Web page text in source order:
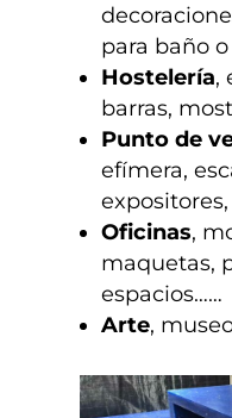
para baño
Hostelería,
barras,
Punto de
efímera,
Oficinas,
maquetas,
espacios……
Arte,